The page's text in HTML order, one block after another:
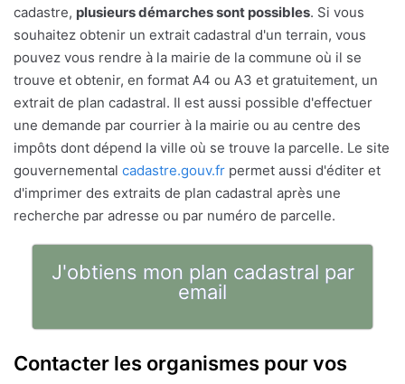
cadastre, plusieurs démarches sont possibles. Si vous
souhaitez obtenir un extrait cadastral d'un terrain, vous
pouvez vous rendre à la mairie de la commune où il se
trouve et obtenir, en format A4 ou A3 et gratuitement, un
extrait de plan cadastral. Il est aussi possible d'effectuer
une demande par courrier à la mairie ou au centre des
impôts dont dépend la ville où se trouve la parcelle. Le site
gouvernemental cadastre.gouv.fr permet aussi d'éditer et
d'imprimer des extraits de plan cadastral après une
recherche par adresse ou par numéro de parcelle.
J'obtiens mon plan cadastral par
email
Contacter les organismes pour vos